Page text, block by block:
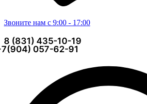
Звоните нам с 9:00 - 17:00
8 (831) 435-10-19
057-62-91